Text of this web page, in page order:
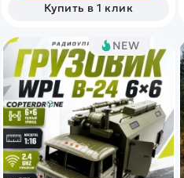
Купить в 1 клик
NEW